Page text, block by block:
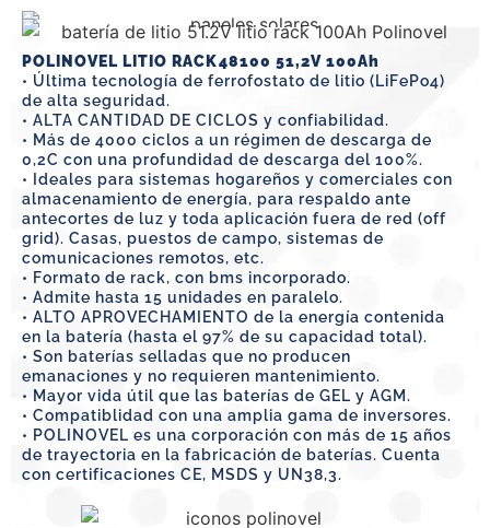
POLINOVEL LITIO RACK48100 51,2V 100Ah
• Última tecnología de ferrofostato de litio (LiFePo4)
de alta seguridad.
• ALTA CANTIDAD DE CICLOS y confiabilidad.
• Más de 4000 ciclos a un régimen de descarga de
0,2C con una profundidad de descarga del 100%.
• Ideales para sistemas hogareños y comerciales con
almacenamiento de energía, para respaldo ante
antecortes de luz y toda aplicación fuera de red (off
grid). Casas, puestos de campo, sistemas de
comunicaciones remotos, etc.
• Formato de rack, con bms incorporado.
• Admite hasta 15 unidades en paralelo.
• ALTO APROVECHAMIENTO de la energía contenida
en la batería (hasta el 97% de su capacidad total).
• Son baterías selladas que no producen
emanaciones y no requieren mantenimiento.
• Mayor vida útil que las baterías de GEL y AGM.
• Compatiblidad con una amplia gama de inversores.
• POLINOVEL es una corporación con más de 15 años
de trayectoria en la fabricación de baterías. Cuenta
con certificaciones CE, MSDS y UN38,3.